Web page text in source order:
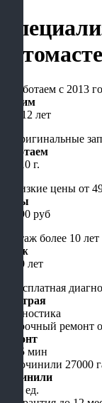
Чиним
уже 12 лет
Работаем
с 2010 г.
Цены
от 490 руб
Стаж
от 10 лет
Быстрая
диагностика
Ремонт
от 15 мин
Починили
5000 ед.